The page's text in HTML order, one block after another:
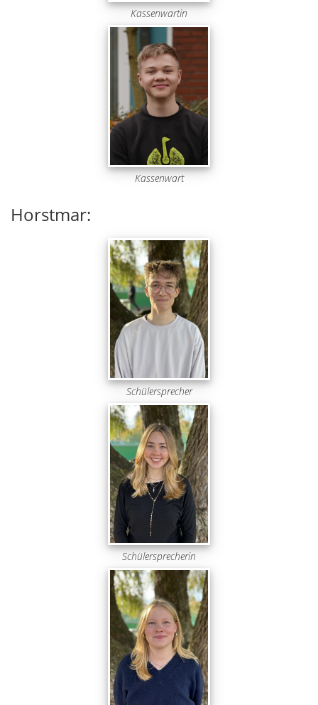
Kassenwartin
Kassenwart
Horstmar:
Schülersprecher
Schülersprecherin